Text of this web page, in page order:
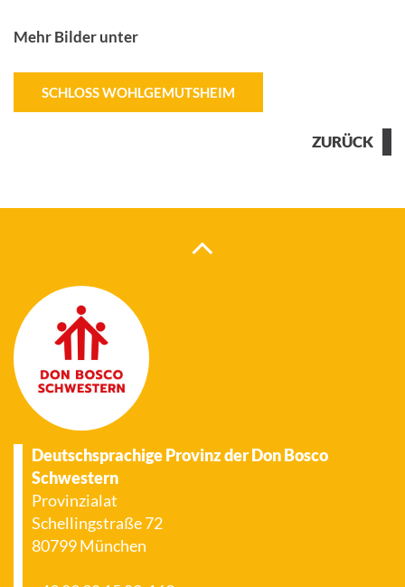
Mehr Bilder unter
SCHLOSS WOHLGEMUTSHEIM
ZURÜCK
Deutschsprachige Provinz der Don Bosco
Schwestern
Provinzialat
Schellingstraße 72
80799 München